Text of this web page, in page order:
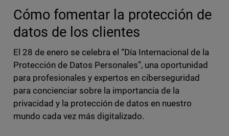
Cómo fomentar la protección de
datos de los clientes
El 28 de enero se celebra el “Día Internacional de la
Protección de Datos Personales”, una oportunidad
para profesionales y expertos en ciberseguridad
para concienciar sobre la importancia de la
privacidad y la protección de datos en nuestro
mundo cada vez más digitalizado.